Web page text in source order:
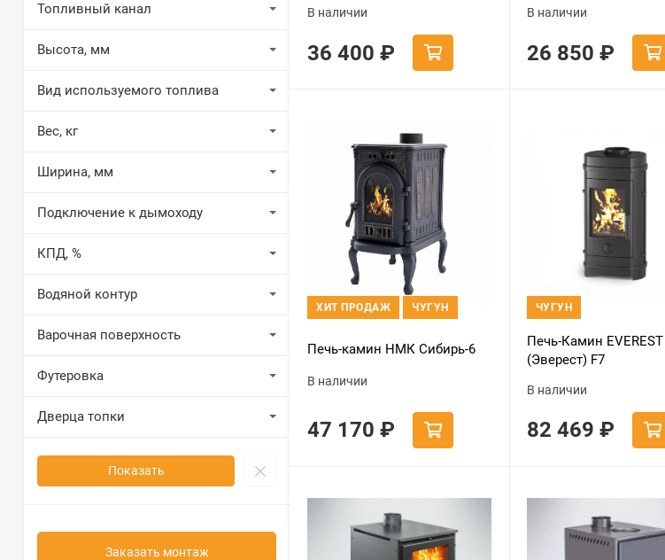
Топливный канал
Высота, мм
Вид используемого топлива
Вес, кг
Ширина, мм
Подключение к дымоходу
КПД, %
Водяной контур
Варочная поверхность
Футеровка
Дверца топки
Показать
Заказать монтаж
футеровка)
В наличии
36 400 ₽
В наличии
26 850 ₽
ХИТ ПРОДАЖ ЧУГУН
Печь-камин НМК Сибирь-6
В наличии
47 170 ₽
ЧУГУН
Печь-Камин EVEREST
(Эверест) F7
В наличии
82 469 ₽